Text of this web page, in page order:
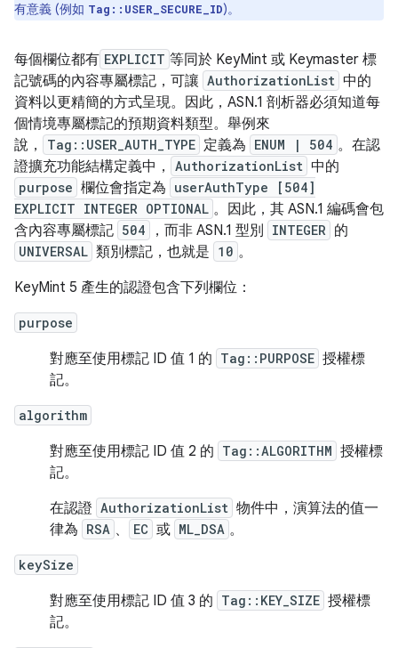
有意義 (例如 Tag::USER_SECURE_ID)。
每個欄位都有 EXPLICIT 等同於 KeyMint 或 Keymaster 標
記號碼的內容專屬標記，可讓 AuthorizationList 中的
資料以更精簡的方式呈現。因此，ASN.1 剖析器必須知道每
個情境專屬標記的預期資料類型。舉例來
說，
Tag::USER_AUTH_TYPE 定義為 ENUM | 504 。在認
證擴充功能結構定義中，
AuthorizationList 中的
purpose 欄位會指定為 userAuthType [504]
EXPLICIT INTEGER OPTIONAL 。因此，其 ASN.1 編碼會包
含內容專屬標記 504 ，而非 ASN.1 型別 INTEGER 的
UNIVERSAL 類別標記，也就是 10 。
KeyMint 5 產生的認證包含下列欄位：
purpose
對應至使用標記 ID 值 1 的 Tag::PURPOSE 授權標
記。
algorithm
對應至使用標記 ID 值 2 的 Tag::ALGORITHM 授權標
記。
在認證 AuthorizationList 物件中，演算法的值一
律為 RSA 、 EC 或 ML_DSA 。
keySize
對應至使用標記 ID 值 3 的 Tag::KEY_SIZE 授權標
記。